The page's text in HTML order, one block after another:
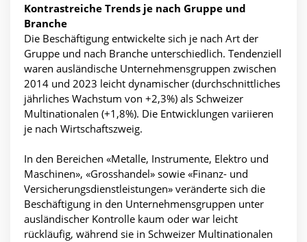
Kontrastreiche Trends je nach Gruppe und
Branche
Die Beschäftigung entwickelte sich je nach Art der
Gruppe und nach Branche unterschiedlich. Tendenziell
waren ausländische Unternehmensgruppen zwischen
2014 und 2023 leicht dynamischer (durchschnittliches
jährliches Wachstum von +2,3%) als Schweizer
Multinationalen (+1,8%). Die Entwicklungen variieren
je nach Wirtschaftszweig.
In den Bereichen «Metalle, Instrumente, Elektro und
Maschinen», «Grosshandel» sowie «Finanz- und
Versicherungsdienstleistungen» veränderte sich die
Beschäftigung in den Unternehmensgruppen unter
ausländischer Kontrolle kaum oder war leicht
rückläufig, während sie in Schweizer Multinationalen